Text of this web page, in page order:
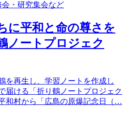
・研究集会など
に平和と命の尊さを
ノートプロジェク
を再生し、学習ノートを作成し
届ける「折り鶴ノートプロジェク
和村から「広島の原爆記念日（…